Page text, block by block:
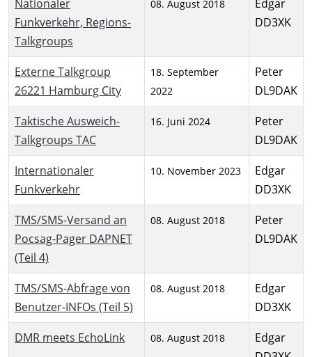
Nationaler
Funkverkehr, Regions-
Talkgroups
08. August 2018
Edgar
DD3XK
Externe Talkgroup
26221 Hamburg City
18. September
2022
Peter
DL9DAK
Taktische Ausweich-
Talkgroups TAC
16. Juni 2024
Peter
DL9DAK
Internationaler
Funkverkehr
10. November 2023
Edgar
DD3XK
TMS/SMS-Versand an
Pocsag-Pager DAPNET
(Teil 4)
08. August 2018
Peter
DL9DAK
TMS/SMS-Abfrage von
Benutzer-INFOs (Teil 5)
08. August 2018
Edgar
DD3XK
DMR meets EchoLink
08. August 2018
Edgar